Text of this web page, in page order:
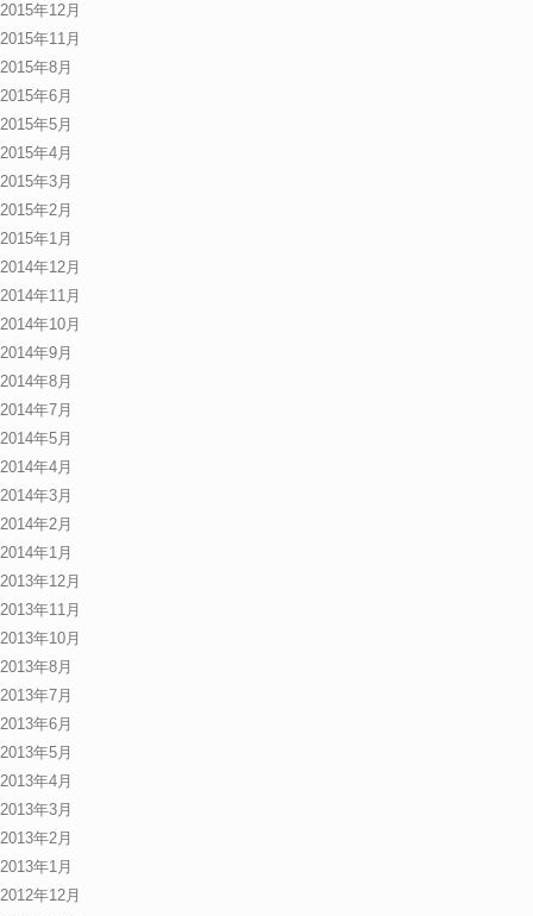
2015年12月
2015年11月
2015年8月
2015年6月
2015年5月
2015年4月
2015年3月
2015年2月
2015年1月
2014年12月
2014年11月
2014年10月
2014年9月
2014年8月
2014年7月
2014年5月
2014年4月
2014年3月
2014年2月
2014年1月
2013年12月
2013年11月
2013年10月
2013年8月
2013年7月
2013年6月
2013年5月
2013年4月
2013年3月
2013年2月
2013年1月
2012年12月